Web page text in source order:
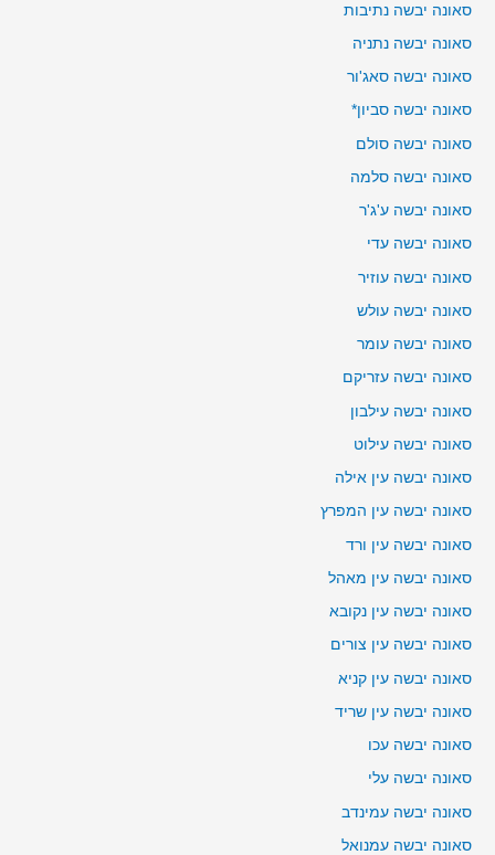
סאונה יבשה נתיבות
סאונה יבשה נתניה
סאונה יבשה סאג'ור
סאונה יבשה סביון*
סאונה יבשה סולם
סאונה יבשה סלמה
סאונה יבשה ע'ג'ר
סאונה יבשה עדי
סאונה יבשה עוזיר
סאונה יבשה עולש
סאונה יבשה עומר
סאונה יבשה עזריקם
סאונה יבשה עילבון
סאונה יבשה עילוט
סאונה יבשה עין אילה
סאונה יבשה עין המפרץ
סאונה יבשה עין ורד
סאונה יבשה עין מאהל
סאונה יבשה עין נקובא
סאונה יבשה עין צורים
סאונה יבשה עין קניא
סאונה יבשה עין שריד
סאונה יבשה עכו
סאונה יבשה עלי
סאונה יבשה עמינדב
סאונה יבשה עמנואל